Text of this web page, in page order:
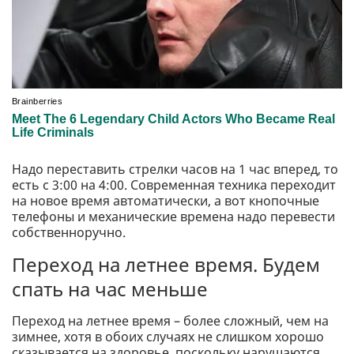
Надо переставить стрелки часов на 1 час вперед, то
есть с 3:00 на 4:00. Современная техника переходит
на новое время автоматически, а вот кнопочные
телефоны и механические времена надо перевести
собственноручно.
Переход на летнее время. Будем
спать на час меньше
Переход на летнее время – более сложный, чем на
зимнее, хотя в обоих случаях не слишком хорошо